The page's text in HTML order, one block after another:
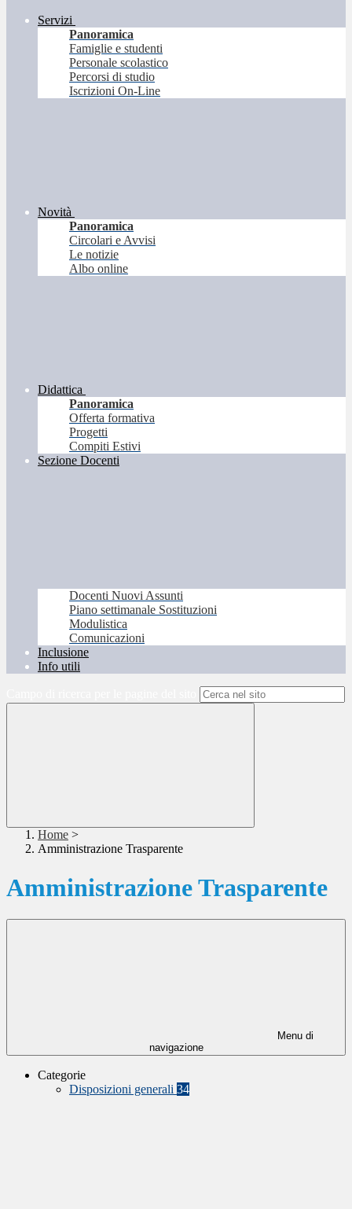
Servizi
Panoramica
Famiglie e studenti
Personale scolastico
Percorsi di studio
Iscrizioni On-Line
Novità
Panoramica
Circolari e Avvisi
Le notizie
Albo online
Didattica
Panoramica
Offerta formativa
Progetti
Compiti Estivi
Sezione Docenti
Docenti Nuovi Assunti
Piano settimanale Sostituzioni
Modulistica
Comunicazioni
Inclusione
Info utili
Home >
Amministrazione Trasparente
Amministrazione Trasparente
Menu di
navigazione
Categorie
Disposizioni generali 34